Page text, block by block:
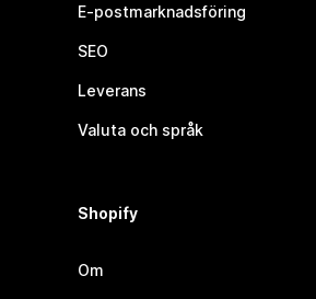
E-postmarknadsföring
SEO
Leverans
Valuta och språk
Shopify
Om